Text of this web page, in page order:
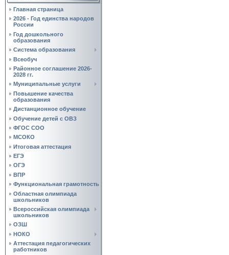
Главная страница
2026 - Год единства народов
России
Год дошкольного
образования
Система образования
Всеобуч
Районное соглашение 2026-
2028 гг.
Муниципальные услуги
Повышение качества
образования
Дистанционное обучение
Обучение детей с ОВЗ
ФГОС СОО
МСОКО
Итоговая аттестация
ЕГЭ
ОГЭ
ВПР
Функциональная грамотность
Областная олимпиада
школьников
Всероссийская олимпиада
школьников
ОЗШ
НОКО
Аттестация педагогических
работников